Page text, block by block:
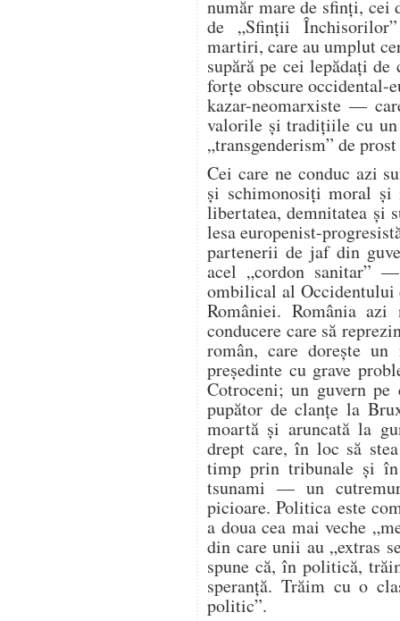
număr mare de sfinți, cei
de „Sfinții
martiri, care au umplut
supără pe cei lepădați
forțe obscure
kazar-neomarxiste —
valorile și tradițiile cu un
„transgenderism” de
Cei care ne conduc azi
și schimonosiți moral și
libertatea, demnitatea și
lesa europenist-
partenerii de jaf din
acel „cordon sanitar”
ombilical al Occidentului
României. România
conducere care să
român, care dorește
președinte cu grave
Cotroceni; un guvern
pupător de clanțe la
moartă și aruncată la
drept care, în loc să
timp prin tribunale și
tsunami — un
picioare. Politica este
a doua cea mai veche
din care unii au „extras
spune că, în politică,
speranță. Trăim cu o
politic”.